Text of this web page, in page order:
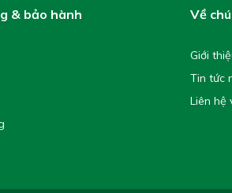
& bảo hành Về
Giới
Tin tức
Liên hệ